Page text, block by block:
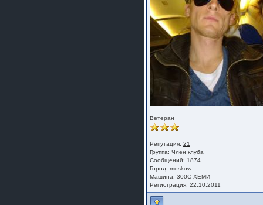
Ветеран
Репутация: 21
Группа: Член клуба
Сообщений: 1874
Город: moskow
Машина: 300С ХЕМИ
Регистрация: 22.10.2011